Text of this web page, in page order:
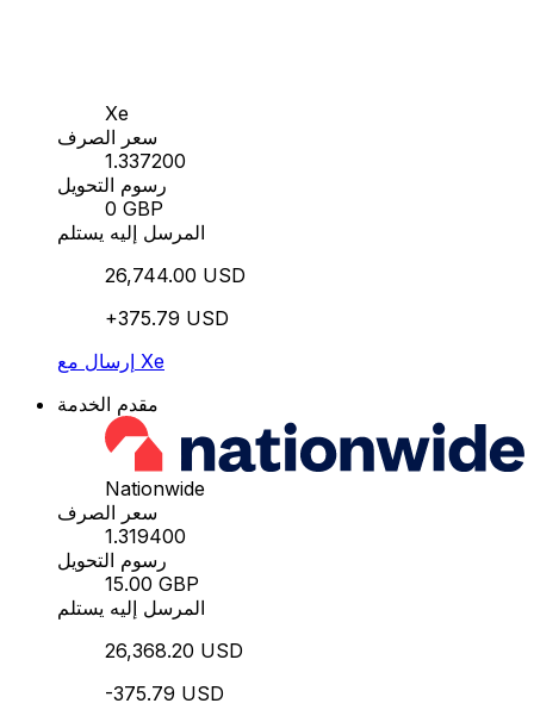
Xe
سعر الصرف
1.337200
رسوم التحويل
0 GBP
المرسل إليه يستلم
26,744.00 USD
+375.79 USD
إرسال مع Xe
مقدم الخدمة
Nationwide
سعر الصرف
1.319400
رسوم التحويل
15.00 GBP
المرسل إليه يستلم
26,368.20 USD
-375.79 USD